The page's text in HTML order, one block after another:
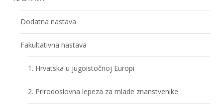
Dodatna nastava
Fakultativna nastava
1. Hrvatska u jugoistočnoj Europi
2. Prirodoslovna lepeza za mlade znanstvenike